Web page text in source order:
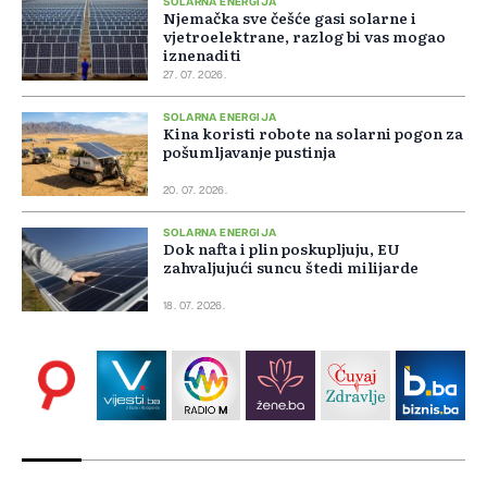
SOLARNA ENERGIJA
Njemačka sve češće gasi solarne i
vjetroelektrane, razlog bi vas mogao
iznenaditi
27. 07. 2026.
SOLARNA ENERGIJA
Kina koristi robote na solarni pogon za
pošumljavanje pustinja
20. 07. 2026.
SOLARNA ENERGIJA
Dok nafta i plin poskupljuju, EU
zahvaljujući suncu štedi milijarde
18. 07. 2026.